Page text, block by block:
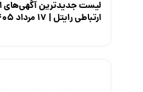
لیست جدیدترین
ارتباطی رایتل | ۱۷ مرداد ۱۴۰۵